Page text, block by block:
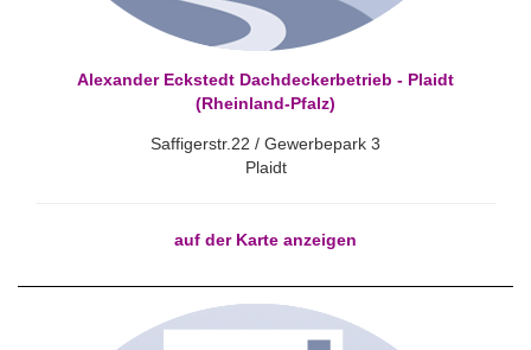
Alexander Eckstedt Dachdeckerbetrieb - Plaidt
(Rheinland-Pfalz)
Saffigerstr.22 / Gewerbepark 3
Plaidt
auf der Karte anzeigen